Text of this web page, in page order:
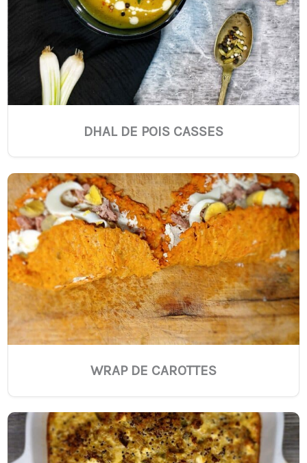
DHAL DE POIS CASSES
WRAP DE CAROTTES